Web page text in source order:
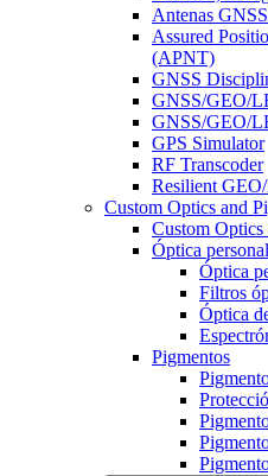
Antenas
Assured
(APNT)
GNSS
GNSS/GEO/
GNSS/GEO/
GPS Simulator
RF Transcoder
Resilient
Custom Optics and
Custom Optics
Óptica
Óptica
Filtros
Óptica
Pigmentos